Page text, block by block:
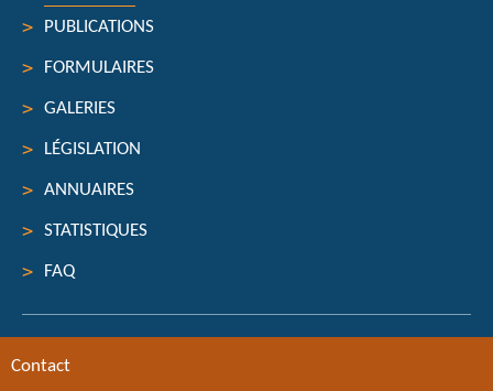
PUBLICATIONS
FORMULAIRES
GALERIES
LÉGISLATION
ANNUAIRES
STATISTIQUES
FAQ
Contact